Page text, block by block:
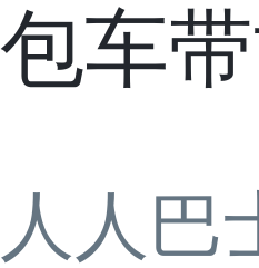
包车
人人巴